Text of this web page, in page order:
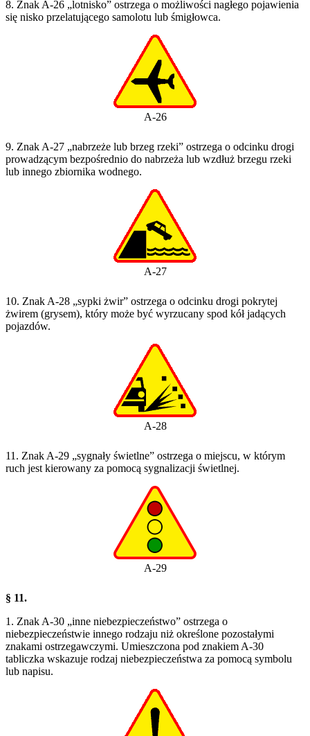
8. Znak A-26 „lotnisko” ostrzega o możliwości nagłego pojawienia
się nisko przelatującego samolotu lub śmigłowca.
A-26
9. Znak A-27 „nabrzeże lub brzeg rzeki” ostrzega o odcinku drogi
prowadzącym bezpośrednio do nabrzeża lub wzdłuż brzegu rzeki
lub innego zbiornika wodnego.
A-27
10. Znak A-28 „sypki żwir” ostrzega o odcinku drogi pokrytej
żwirem (grysem), który może być wyrzucany spod kół jadących
pojazdów.
A-28
11. Znak A-29 „sygnały świetlne” ostrzega o miejscu, w którym
ruch jest kierowany za pomocą sygnalizacji świetlnej.
A-29
§ 11.
1. Znak A-30 „inne niebezpieczeństwo” ostrzega o
niebezpieczeństwie innego rodzaju niż określone pozostałymi
znakami ostrzegawczymi. Umieszczona pod znakiem A-30
tabliczka wskazuje rodzaj niebezpieczeństwa za pomocą symbolu
lub napisu.